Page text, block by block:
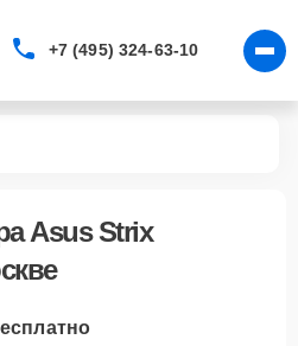
+7 (495) 324-63-10
Asus Strix